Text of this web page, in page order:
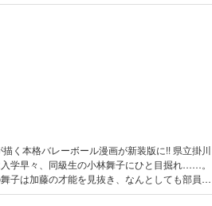
・・。ちゃおで好評連載中のごきげんバレーま
描く本格バレーボール漫画が新装版に!! 県立掛川
学早々、同級生の小林舞子にひと目掘れ……。
子は加藤の才能を見抜き、なんとしても部員に
のスポーツもかじっただけで長続きしたことの